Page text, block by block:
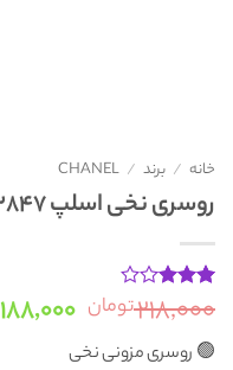
خانه / برند /
CHANEL
روسری نخی اسلپ R3847
امتیاز
3
از 5
امتیاز
1
مشتری
۲۱۸,۰۰۰تومان قیمت
۱۸۸,۰۰۰
🟢 روسری مزونی نخی